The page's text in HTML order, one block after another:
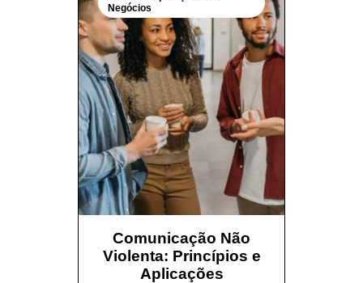
Negócios
Comunicação Não
Violenta: Princípios e
Aplicações